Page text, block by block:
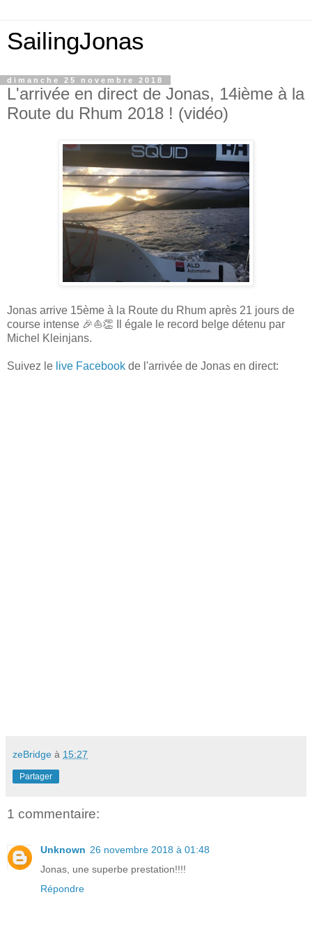
SailingJonas
dimanche 25 novembre 2018
L'arrivée en direct de Jonas, 14ième à la
Route du Rhum 2018 ! (vidéo)
Jonas arrive 15ème à la Route du Rhum après 21 jours de
course intense 🎉⛵👏 Il égale le record belge détenu par
Michel Kleinjans.
Suivez le live Facebook de l'arrivée de Jonas en direct:
zeBridge à 15:27
Partager
1 commentaire:
Unknown 26 novembre 2018 à 01:48
Jonas, une superbe prestation!!!!
Répondre